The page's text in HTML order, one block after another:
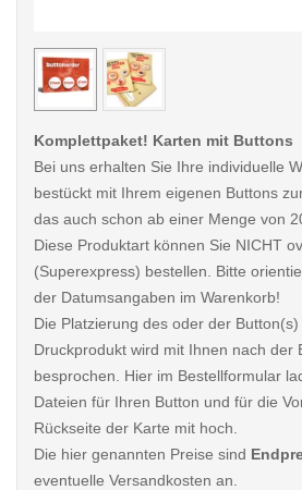
< /picture>
Komplettpaket! Karten mit Buttons
Bei uns erhalten Sie Ihre individuelle
bestückt mit Ihrem eigenen Buttons
das auch schon ab einer Menge von
Diese Produktart können Sie NICHT
(Superexpress) bestellen. Bitte
der Datumsangaben im Warenkorb!
Die Platzierung des oder der
Druckprodukt wird mit Ihnen nach der
besprochen. Hier im Bestellformular
Dateien für Ihren Button und für die
Rückseite der Karte mit hoch.
Die hier genannten Preise sind
eventuelle Versandkosten an.